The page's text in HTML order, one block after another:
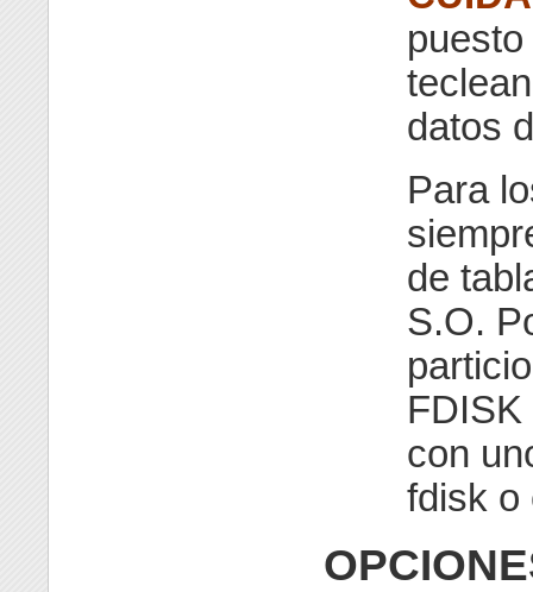
datos
Para
de
S.O.
con
fdisk o